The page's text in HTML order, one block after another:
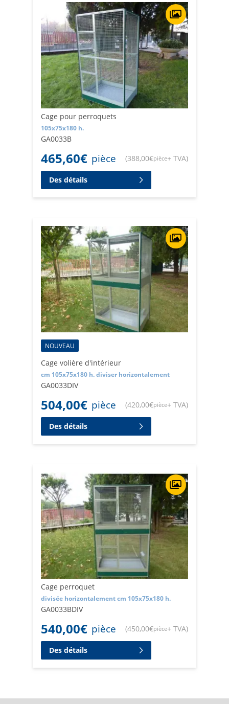
Cage pour perroquets
105x75x180 h.
GA0033B
465,60€ pièce (388,00€pièce+ TVA)
Des détails
NOUVEAU
Cage volière d'intérieur
cm 105x75x180 h. diviser horizontalement
GA0033DIV
504,00€ pièce (420,00€pièce+ TVA)
Des détails
Cage perroquet
divisée horizontalement cm 105x75x180 h.
GA0033BDIV
540,00€ pièce (450,00€pièce+ TVA)
Des détails